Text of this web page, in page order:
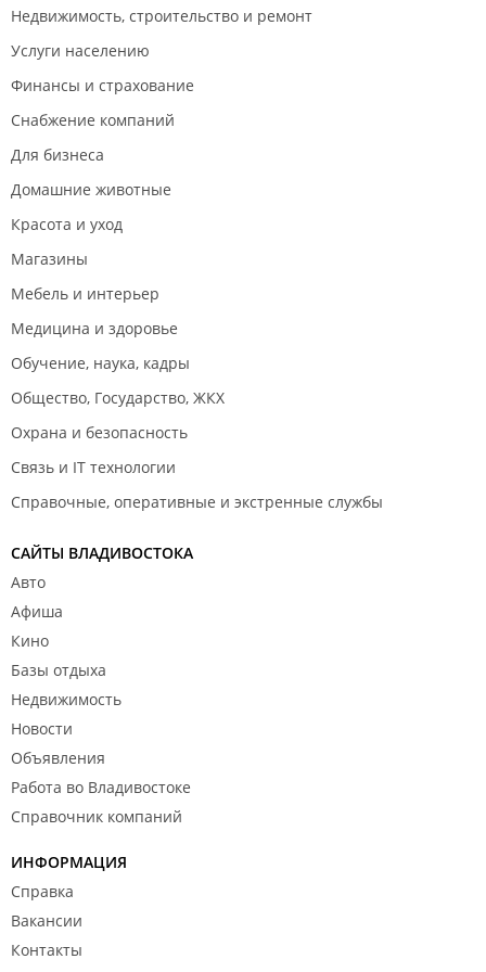
захотите работать с этим банком!!!
Недвижимость, строительство и ремонт
Услуги населению
Финансы и страхование
Снабжение компаний
Для бизнеса
Домашние животные
Красота и уход
Магазины
Мебель и интерьер
Медицина и здоровье
Обучение, наука, кадры
Общество, Государство, ЖКХ
Охрана и безопасность
Связь и IT технологии
Справочные, оперативные и экстренные службы
САЙТЫ ВЛАДИВОСТОКА
Авто
Афиша
Кино
Базы отдыха
Недвижимость
Новости
Объявления
Работа во Владивостоке
Справочник компаний
ИНФОРМАЦИЯ
Справка
Вакансии
Контакты